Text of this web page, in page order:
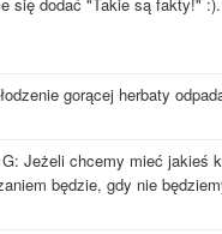
się dodać "Takie są fakty!" :).
gorącej herbaty
Jeżeli chcemy mieć jakieś
będzie, gdy nie